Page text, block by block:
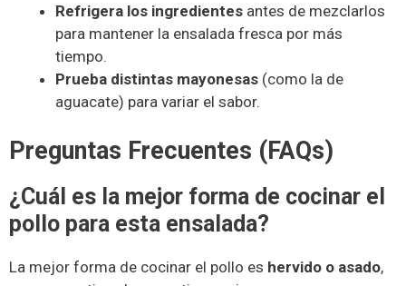
Refrigera los ingredientes antes de mezclarlos
para mantener la ensalada fresca por más
tiempo.
Prueba distintas mayonesas (como la de
aguacate) para variar el sabor.
Preguntas Frecuentes (FAQs)
¿Cuál es la mejor forma de cocinar el
pollo para esta ensalada?
La mejor forma de cocinar el pollo es hervido o asado,